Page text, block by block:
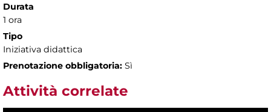
Durata
1 ora
Tipo
Iniziativa didattica
Prenotazione obbligatoria: Sì
Attività correlate